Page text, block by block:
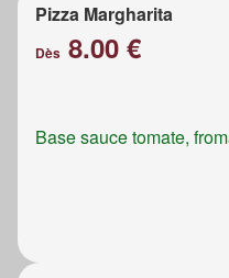
Pizza Margharita
Dès 8.00 €
Base sauce tomate,